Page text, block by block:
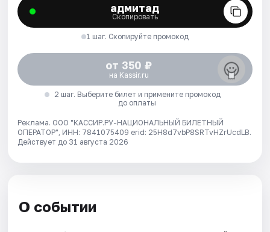
адмитад
Скопировать
1 шаг. Скопируйте промокод
от 350 ₽
на Kassir.ru
2 шаг. Выберите билет и примените промокод
до оплаты
Реклама. ООО "КАССИР.РУ-НАЦИОНАЛЬНЫЙ БИЛЕТНЫЙ
ОПЕРАТОР", ИНН: 7841075409 erid: 25H8d7vbP8SRTvHZrUcdLB.
Действует до 31 августа 2026
О событии